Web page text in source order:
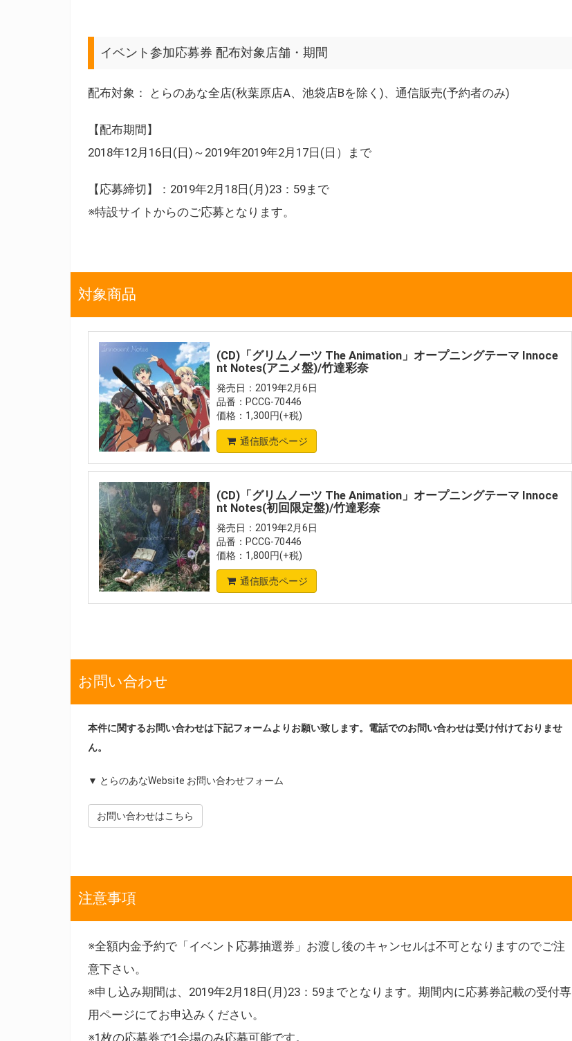
イベント参加応募券 配布対象店舗・期間
配布対象： とらのあな全店(秋葉原店A、池袋店Bを除く)、通信販売(予約者のみ)
【配布期間】
2018年12月16日(日)～2019年2019年2月17日(日）まで
【応募締切】：2019年2月18日(月)23：59まで
※特設サイトからのご応募となります。
対象商品
(CD)「グリムノーツ The Animation」オープニングテーマ Innoce
nt Notes(アニメ盤)/竹達彩奈
発売日：2019年2月6日
品番：PCCG-70446
価格：1,300円(+税)
通信販売ページ
(CD)「グリムノーツ The Animation」オープニングテーマ Innoce
nt Notes(初回限定盤)/竹達彩奈
発売日：2019年2月6日
品番：PCCG-70446
価格：1,800円(+税)
通信販売ページ
お問い合わせ
本件に関するお問い合わせは下記フォームよりお願い致します。電話でのお問い合わせは受け付けておりませ
ん。
▼ とらのあなWebsite お問い合わせフォーム
お問い合わせはこちら
注意事項
※全額内金予約で「イベント応募抽選券」お渡し後のキャンセルは不可となりますのでご注
意下さい。
※申し込み期間は、2019年2月18日(月)23：59までとなります。期間内に応募券記載の受付専
用ページにてお申込みください。
※1枚の応募券で1会場のみ応募可能です。